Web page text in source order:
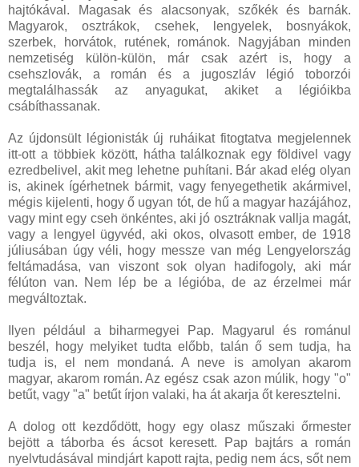
hajtókával. Magasak és alacsonyak, szőkék és barnák.
Magyarok, osztrákok, csehek, lengyelek, bosnyákok,
szerbek, horvátok, rutének, románok. Nagyjában minden
nemzetiség külön-külön, már csak azért is, hogy a
csehszlovák, a román és a jugoszláv légió toborzói
megtalálhassák az anyagukat, akiket a légióikba
csábíthassanak.
Az újdonsült légionisták új ruháikat fitogtatva megjelennek
itt-ott a többiek között, hátha találkoznak egy földivel vagy
ezredbelivel, akit meg lehetne puhítani. Bár akad elég olyan
is, akinek ígérhetnek bármit, vagy fenyegethetik akármivel,
mégis kijelenti, hogy ő ugyan tót, de hű a magyar hazájához,
vagy mint egy cseh önkéntes, aki jó osztráknak vallja magát,
vagy a lengyel ügyvéd, aki okos, olvasott ember, de 1918
júliusában úgy véli, hogy messze van még Lengyelország
feltámadása, van viszont sok olyan hadifogoly, aki már
félúton van. Nem lép be a légióba, de az érzelmei már
megváltoztak.
Ilyen például a biharmegyei Pap. Magyarul és románul
beszél, hogy melyiket tudta előbb, talán ő sem tudja, ha
tudja is, el nem mondaná. A neve is amolyan akarom
magyar, akarom román. Az egész csak azon múlik, hogy "o"
betűt, vagy "a" betűt írjon valaki, ha át akarja őt keresztelni.
A dolog ott kezdődött, hogy egy olasz műszaki őrmester
bejött a táborba és ácsot keresett. Pap bajtárs a román
nyelvtudásával mindjárt kapott rajta, pedig nem ács, sőt nem